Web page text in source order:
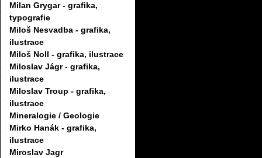
Milan Grygar - grafika,
typografie
Miloš Nesvadba - grafika,
ilustrace
Miloš Noll - grafika, ilustrace
Miloslav Jágr - grafika,
ilustrace
Miloslav Troup - grafika,
ilustrace
Mineralogie / Geologie
Mirko Hanák - grafika,
ilustrace
Miroslav Jagr